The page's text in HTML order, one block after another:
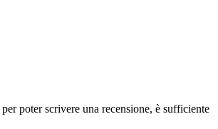
poter scrivere una recensione, è sufficiente